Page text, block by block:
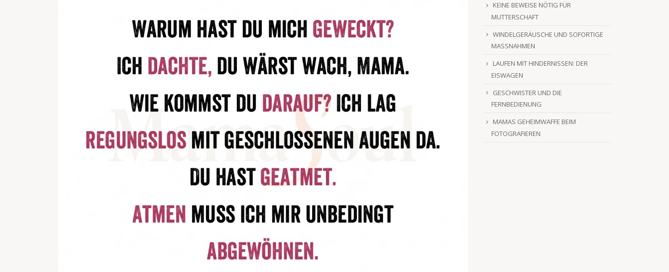
KEINE BEWEISE NÖTIG FÜR
MUTTERSCHAFT
WINDELGERÄUSCHE UND SOFORTIGE
MASSNAHMEN
LAUFEN MIT HINDERNISSEN: DER
EISWAGEN
GESCHWISTER UND DIE
FERNBEDIENUNG
MAMAS GEHEIMWAFFE BEIM
FOTOGRAFIEREN